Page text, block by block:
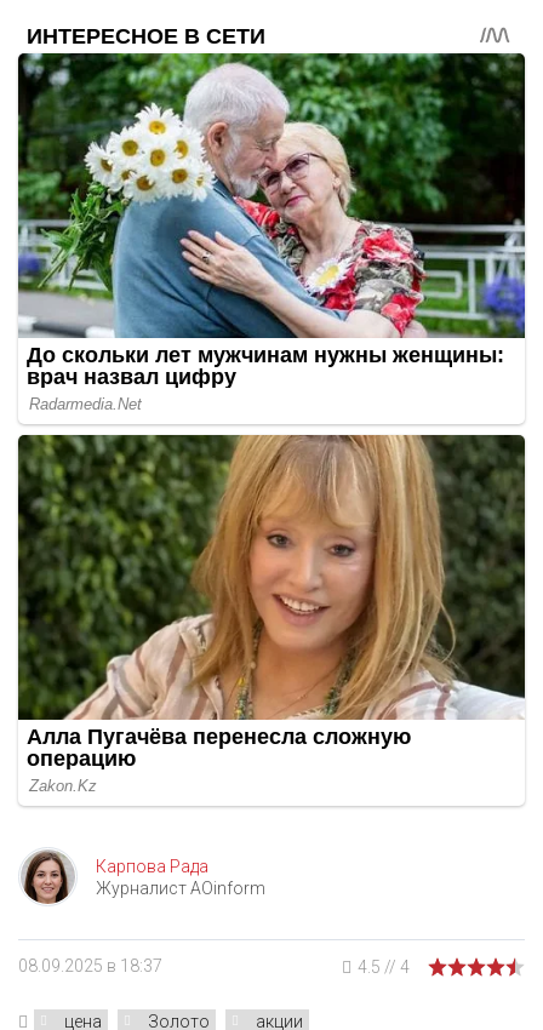
Карпова Рада
Журналист AOinform
08.09.2025 в 18:37 4.5 // 4
цена Золото акции